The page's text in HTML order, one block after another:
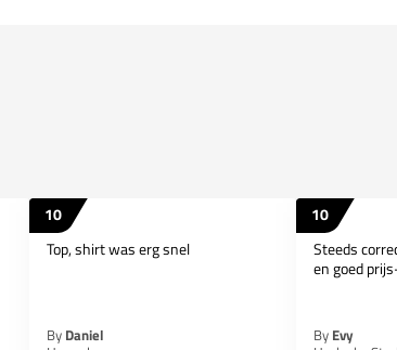
10
Top, shirt was erg snel
By Daniel
10
Steeds
en goed
By Evy